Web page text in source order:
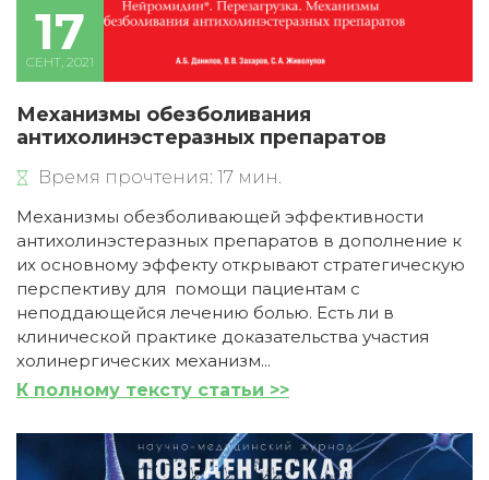
17
СЕНТ, 2021
Механизмы обезболивания
антихолинэстеразных препаратов
Время прочтения: 17 мин.
Механизмы обезболивающей эффективности
антихолинэстеразных препаратов в дополнение к
их основному эффекту открывают стратегическую
перспективу для помощи пациентам с
неподдающейся лечению болью. Есть ли в
клинической практике доказательства участия
холинергических механизм...
К полному тексту статьи >>